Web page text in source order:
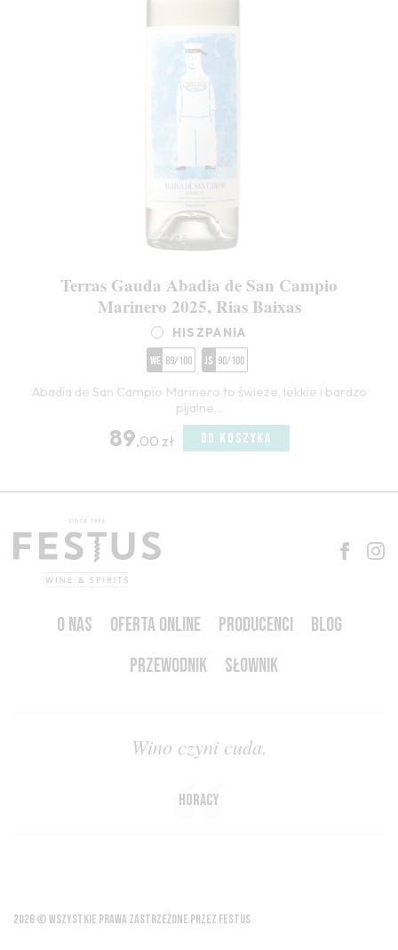
Terras Gauda Abadia de San Campio
Marinero 2025, Rias Baixas
HISZPANIA
WE 89/100 JS 90/100
Abadía de San Campio Marinero to świeże, lekkie i bardzo
pijalne...
89,00 zł DO KOSZYKA
O NAS OFERTA ONLINE PRODUCENCI
BLOG
PRZEWODNIK
SŁOWNIK
Wino czyni cuda.
Horacy
2026 © WSZYSTKIE PRAWA ZASTRZEŻONE PRZEZ FESTUS